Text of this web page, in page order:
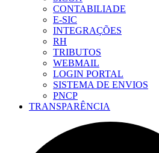
CONTABILIADE
E-SIC
INTEGRAÇÕES
RH
TRIBUTOS
WEBMAIL
LOGIN PORTAL
SISTEMA DE ENVIOS
PNCP
TRANSPARÊNCIA